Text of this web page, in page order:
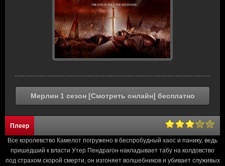
Мерлин 1 сезон [Смотреть онлайн] бесплатно
Плеер
Все королевство Камелот погружено в беспробудный хаос и панику, ведь
пришедший к власти Утер Пендрагон накладывает табу на колдовство
под страхом скорой смерти, он изгоняет волшебников и убивает служивых